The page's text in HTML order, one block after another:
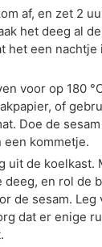
af, en zet 2
het deeg al
het een nachtje
voor op 180
of
Doe de
kommetje.
uit de koelkast.
deeg, en rol de
de sesam. Leg
dat er enige